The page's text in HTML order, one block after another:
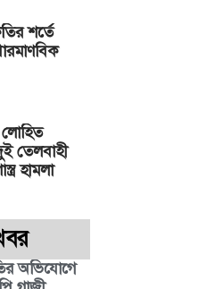
শর্তে
লোহিত
তেলবাহী
হামলা
অভিযোগে